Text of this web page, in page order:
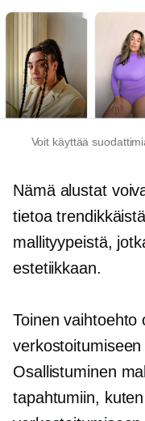
Voit käyttää
Nämä alustat
tietoa
mallityypeistä,
estetiikkaan.
Toinen vaihtoehto
Osallistuminen
tapahtumiin,